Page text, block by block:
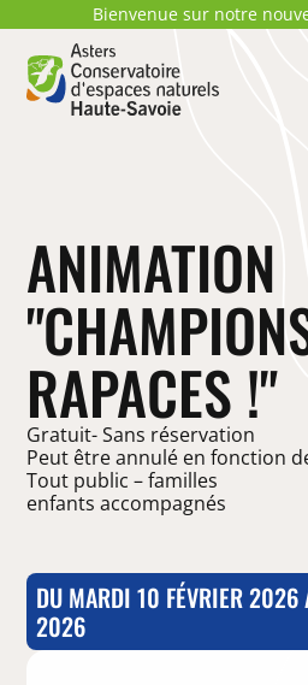
Bienvenue sur notre
ANIMATION
RAPACES !"
Gratuit- Sans réservation
Peut être annulé en fonction
Tout public – familles
enfants accompagnés
DU MARDI 10 FÉVRIER
2026